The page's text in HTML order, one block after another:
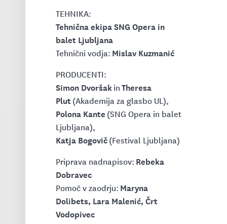
TEHNIKA:
Tehnična ekipa SNG Opera in
balet Ljubljana
Tehnični vodja: Mislav Kuzmanić
PRODUCENTI:
Simon DvoršakinTheresa
Plut(Akademija za glasbo UL),
Polona Kante (SNG Opera in balet
Ljubljana),
Katja Bogovič(Festival Ljubljana)
Priprava nadnapisov: Rebeka
Dobravec
Pomoč v zaodrju: Maryna
Dolibets, Lara Malenić, Črt
Vodopivec